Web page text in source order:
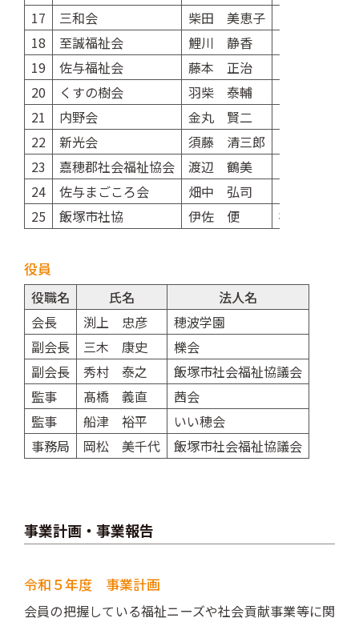
17
三和会 柴田 美恵子
18
至誠福祉会 鯉川 静香
19
佐与福祉会 藤本 正治
20
くすの樹会 羽柴 泰輔
21
内野会 金丸 賢二
22
新光会 須藤 清三郎
23
嘉穂郡社会福祉協会 渡辺 鶴美
24
佐与まごころ会 畑中 弘司
25
飯塚市社協 伊佐 便 社会福祉法
役員
役職名 氏名
法人名
会長
渕上 忠彦
穂波学園
副会長
三木 康史
櫟会
副会長
秀村 泰之
飯塚市社会福祉協議会
監事
髙橋 義直
茜会
監事
船津 裕平
いい穂会
事務局
岡松 美千代 飯塚市社会福祉協議会
事業計画・事業報告
令和５年度 事業計画
会員の把握している福祉ニーズや社会貢献事業等に関